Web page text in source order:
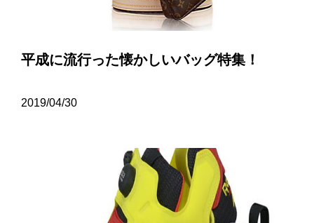
平成に流行った懐かしいバッグ特集！
2019/04/30